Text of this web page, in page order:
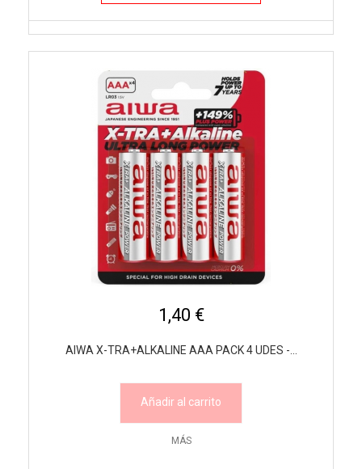
1,40 €
AIWA X-TRA+ALKALINE AAA PACK 4 UDES -...
Añadir al carrito
MÁS